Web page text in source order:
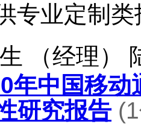
专业定制类
生 （经理）
年中国移
研究报告(1